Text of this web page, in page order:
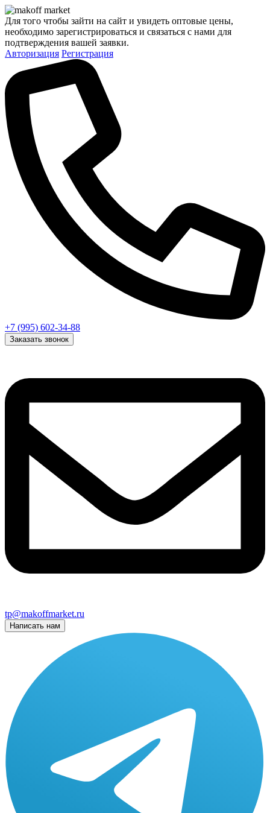
Для того чтобы зайти на сайт и увидеть оптовые цены,
необходимо зарегистрироваться и связаться с нами для
подтверждения вашей заявки.
Авторизация Регистрация
+7 (995) 602-34-88
Заказать звонок
tp@makoffmarket.ru
Написать нам